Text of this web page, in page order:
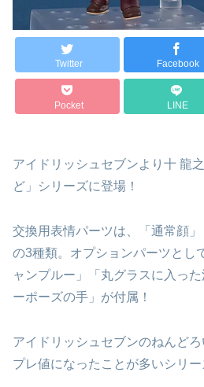
Twitter Facebook
Pocket LINE
アイドリッシュセブンより十 龍
ど」シリーズに登場！
交換用表情パーツは、「通常顔」
の3種類。オプションパーツとし
ャンプルー」「丸グラスに入っ
ーポーズの手」が付属！
アイドリッシュセブンのねんど
プレ値になったことが多いシリー